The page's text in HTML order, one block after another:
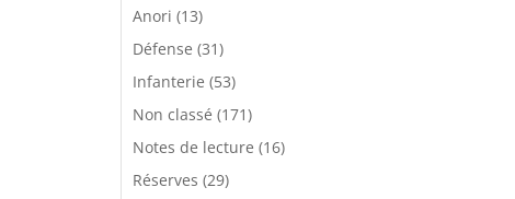
Anori (13)
Défense (31)
Infanterie (53)
Non classé (171)
Notes de lecture (16)
Réserves (29)